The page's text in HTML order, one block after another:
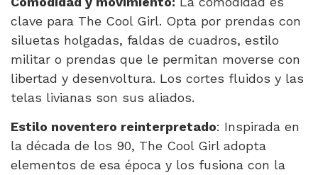
clave para The Cool Girl. Opta por prendas con
siluetas holgadas, faldas de cuadros, estilo
militar o prendas que le permitan moverse con
libertad y desenvoltura. Los cortes fluidos y las
telas livianas son sus aliados.
Estilo noventero reinterpretado: Inspirada en
la década de los 90, The Cool Girl adopta
elementos de esa época y los fusiona con la